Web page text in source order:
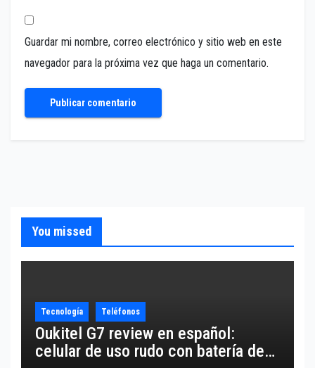
Guardar mi nombre, correo electrónico y sitio web en este
navegador para la próxima vez que haga un comentario.
You missed
Tecnología Teléfonos
Oukitel G7 review en español:
celular de uso rudo con batería de